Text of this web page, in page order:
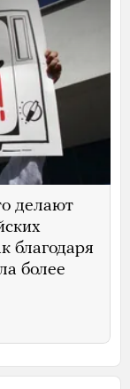
делают
благодаря
более